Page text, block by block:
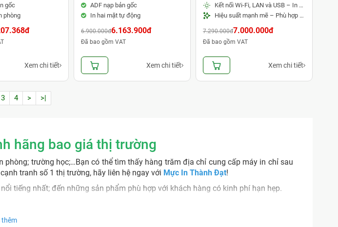
gốc
phòng
Xem chi tiết
ADF nạp bản gốc
In hai mặt tự động
6.900.000đ6.163.900đ
Đã bao gồm VAT
Xem chi tiết
Kết nối Wi-Fi, LAN và USB – In không dây tiện lợi
Hiệu suất mạnh mẽ – Phù hợp văn phòng in số lượng lớn
7.290.000đ7.000.000đ
Đã bao gồm VAT
Xem chi tiết
3 4 > >|
hãng bao giá thị trường
phòng; trường học;…Bạn có thể tìm thấy hàng trăm địa chỉ cung cấp máy in chỉ sau
tranh số 1 thị trường, hãy liên hệ ngay với Mực In Thành Đạt!
tiếng nhất; đến những sản phẩm phù hợp với khách hàng có kinh phí hạn hẹp.
thêm